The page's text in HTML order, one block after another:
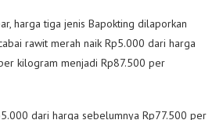
harga tiga jenis Bapokting dilaporkan
rawit merah naik Rp5.000 dari harga
kilogram menjadi Rp87.500 per
dari harga sebelumnya Rp77.500 per